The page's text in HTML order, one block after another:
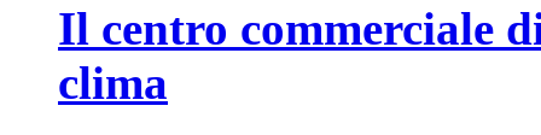
Il centro commerciale
clima